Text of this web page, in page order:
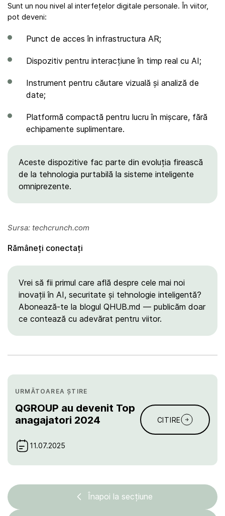
Sunt un nou nivel al interfețelor digitale personale. În viitor,
pot deveni:
Punct de acces în infrastructura AR;
Dispozitiv pentru interacțiune în timp real cu AI;
Instrument pentru căutare vizuală și analiză de
date;
Platformă compactă pentru lucru în mișcare, fără
echipamente suplimentare.
Aceste dispozitive fac parte din evoluția firească
de la tehnologia purtabilă la sisteme inteligente
omniprezente.
Sursa: techcrunch.com
Rămâneți conectați
Vrei să fii primul care află despre cele mai noi
inovații în AI, securitate și tehnologie inteligentă?
Abonează-te la blogul QHUB.md — publicăm doar
ce contează cu adevărat pentru viitor.
URMĂTOAREA ȘTIRE
QGROUP au devenit Top
anagajatori 2024
11.07.2025
CITIRE
Înapoi la secțiune